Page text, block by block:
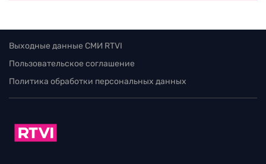
Выходные данные СМИ RTVI
Пользовательское соглашение
Политика обработки персональных данных